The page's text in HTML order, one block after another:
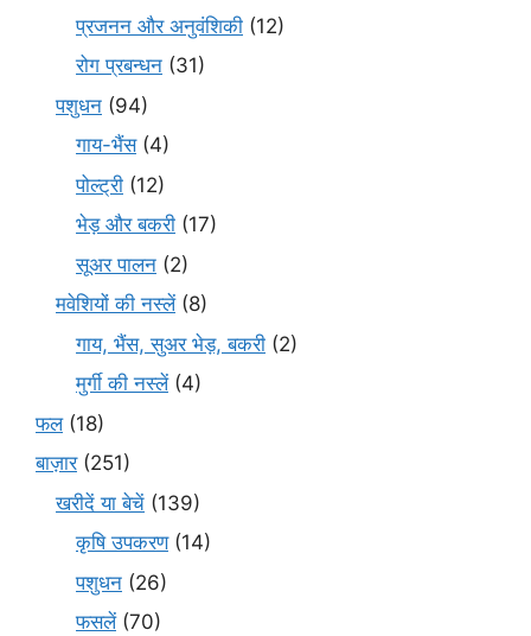
प्रजनन और अनुवंशिकी (12)
रोग प्रबन्धन (31)
पशुधन (94)
गाय-भैंस(4)
पोल्ट्री (12)
भेड़ और बकरी (17)
सूअर पालन (2)
मवेशियों की नस्लें(8)
गाय, भैंस, सुअर भेड़, बकरी (2)
मुर्गी की नस्लें(4)
फल(18)
बाज़ार(251)
खरीदें या बेचें (139)
कृषि उपकरण(14)
पशुधन (26)
फसलें(70)